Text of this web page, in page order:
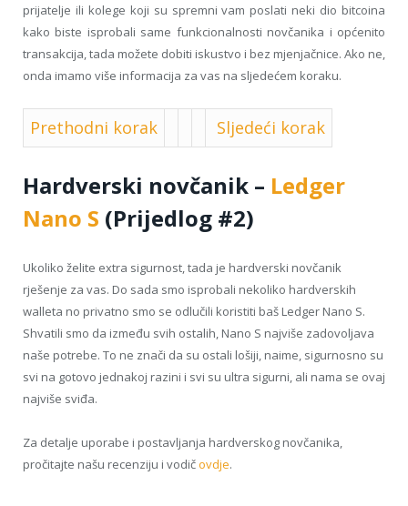
prijatelje ili kolege koji su spremni vam poslati neki dio bitcoina
kako biste isprobali same funkcionalnosti novčanika i općenito
transakcija, tada možete dobiti iskustvo i bez mjenjačnice. Ako ne,
onda imamo više informacija za vas na sljedećem koraku.
Prethodni korak Sljedeći korak
Hardverski novčanik – Ledger
Nano S (Prijedlog #2)
Ukoliko želite extra sigurnost, tada je hardverski novčanik
rješenje za vas. Do sada smo isprobali nekoliko hardverskih
walleta no privatno smo se odlučili koristiti baš Ledger Nano S.
Shvatili smo da između svih ostalih, Nano S najviše zadovoljava
naše potrebe. To ne znači da su ostali lošiji, naime, sigurnosno su
svi na gotovo jednakoj razini i svi su ultra sigurni, ali nama se ovaj
najviše sviđa.
Za detalje uporabe i postavljanja hardverskog novčanika,
pročitajte našu recenziju i vodičovdje.